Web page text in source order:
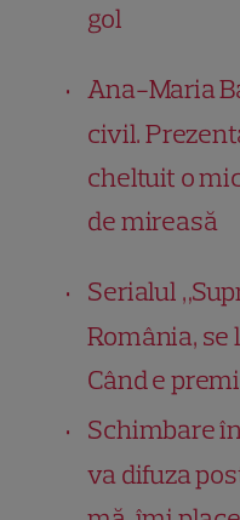
gol
Ana-Maria
civil.
cheltuit o
de mireasă
Serialul
România, se
Când e
Schimbare
va difuza